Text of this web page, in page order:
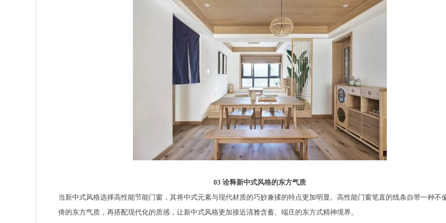
03 诠释新中式风格的东方气质
当新中式风格选择高性能节能门窗，其将中式元素与现代材质的巧妙兼揉的特点更加明显。高性能门窗笔直的线条自带一种不
倚的东方气质，再搭配现代化的质感，让新中式风格更加接近清雅含蓄、端庄的东方式精神境界。